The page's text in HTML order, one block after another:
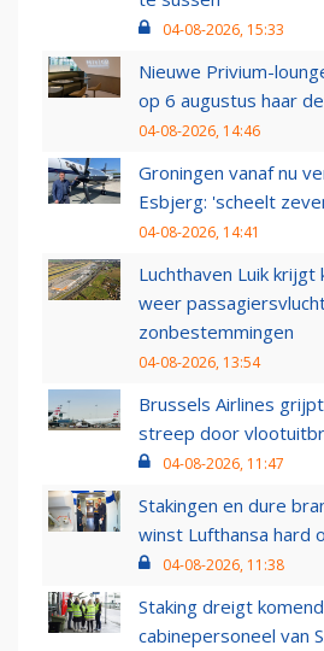
04-08-2026, 15:33
Nieuwe Privium-
op 6 augustus haar
04-08-2026, 14:46
Groningen vanaf nu
Esbjerg: 'scheelt
04-08-2026, 14:41
Luchthaven Luik
weer
zonbestemmingen
04-08-2026, 13:54
Brussels Airlines
streep door
04-08-2026, 11:47
Stakingen en dure
winst Lufthansa hard
04-08-2026, 11:38
Staking dreigt
cabinepersoneel van